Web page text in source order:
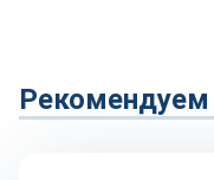
Рекомендуем
Оборудование и